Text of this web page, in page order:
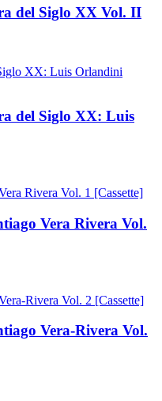
del Siglo XX Vol. II
del Siglo XX: Luis
Vera Rivera Vol.
Vera-Rivera Vol.